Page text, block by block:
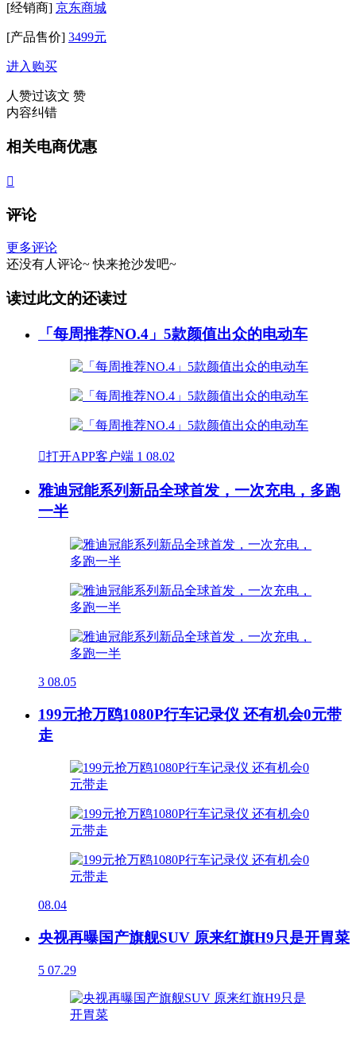
[经销商] 京东商城
[产品售价] 3499元
进入购买
人赞过该文 赞
内容纠错
相关电商优惠

评论
更多评论
还没有人评论~ 快来抢沙发吧~
读过此文的还读过
「每周推荐NO.4」5款颜值出众的电动车
打开APP客户端 1 08.02
雅迪冠能系列新品全球首发，一次充电，多跑
一半
3 08.05
199元抢万鸥1080P行车记录仪 还有机会0元带
走
08.04
央视再曝国产旗舰SUV 原来红旗H9只是开胃菜
5 07.29